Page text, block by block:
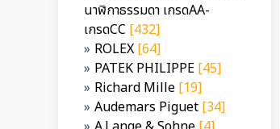
นาฬิกาธรรมดา เกรดAA-
เกรดCC [432]
ROLEX [64]
PATEK PHILIPPE [45]
Richard Mille [19]
Audemars Piguet [34]